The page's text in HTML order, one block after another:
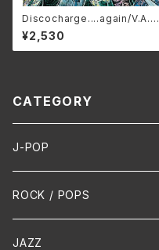
Discocharge....again/V.A.
HCK-2026(仕様:CD)
¥2,530
CATEGORY
J-POP
HR/HM
演歌 / 歌謡曲
ROCK / POPS
Oldies
JAZZ